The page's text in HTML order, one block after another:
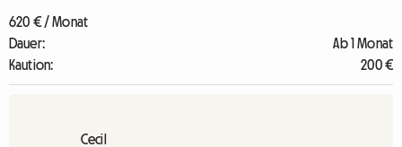
620 € / Monat
Dauer:
Ab 1 Monat
Kaution:
200 €
Cecil